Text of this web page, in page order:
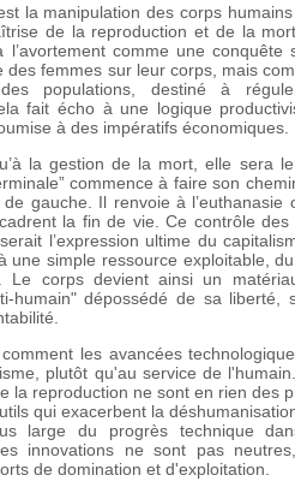
la manipulation des corps
de la reproduction et de la
comme une conquête
des femmes sur leur corps, mais
populations, destiné à
fait écho à une logique
à des impératifs économiques.
la gestion de la mort, elle sera
commence à faire son
gauche. Il renvoie à l’euthanasie
la fin de vie. Ce contrôle des
l’expression ultime du
une simple ressource exploitable,
corps devient ainsi un
humain" dépossédé de sa liberté,
les avancées
plutôt qu'au service de
la reproduction ne sont en rien des
qui exacerbent la
large du progrès technique
innovations ne sont pas
de domination et d'exploitation.